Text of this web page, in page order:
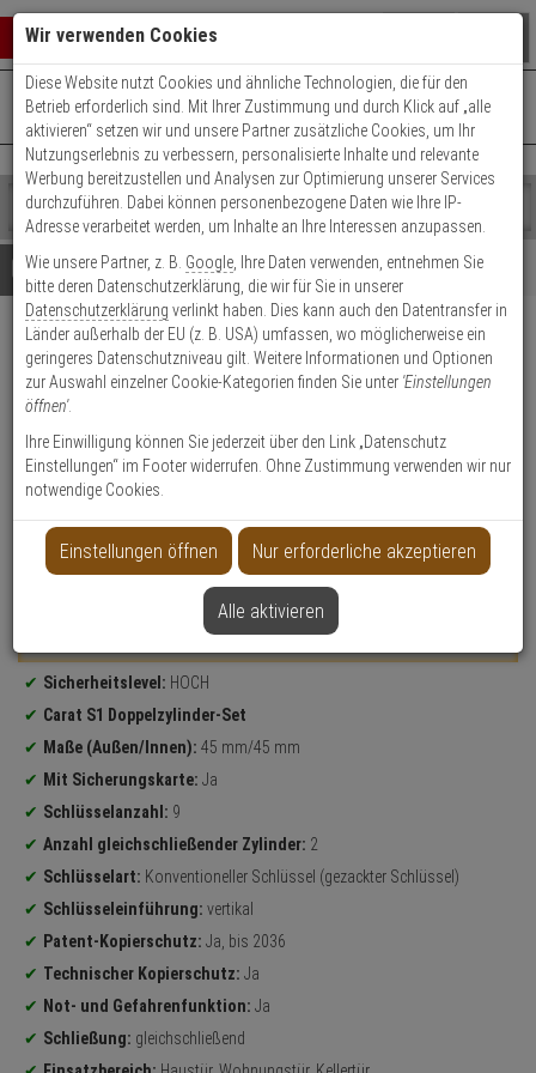
Warenkorb schließen
0 ARTIKEL IM WARENKORB
Ihr Warenkorb ist momentan leer.
Ergebnisse ()
Fertig
Shop
durchsuchen
Bitte
geben
Sie
mindestens
Zeichen
ein,
um
Suche
Es
wurde
noch
Kategorien
Suche
gestartet
+49 (0)821 899 493-0Mo. - Do.: 8:00 - 16:30 | Fr.: 8:00 - 14:00 Uhr
Kontaktservice nutzen
Details Beratung
2er WILKA Carat S1
Doppelzylinder 45/45 9 Schl.
Produktmerkmale
Datenblatt drucken
Weitere Varianten...
Produktinformationen
Sicherheitslevel: HOCH
Carat S1 Doppelzylinder-Set
Maße (Außen/Innen): 45 mm/45 mm
Mit Sicherungskarte: Ja
Schlüsselanzahl: 9
Anzahl gleichschließender Zylinder: 2
Schlüsselart: Konventioneller Schlüssel (gezackter Schlüssel)
Schlüsseleinführung: vertikal
Patent-Kopierschutz: Ja, bis 2036
Technischer Kopierschutz: Ja
Not- und Gefahrenfunktion: Ja
Schließung: gleichschließend
Wir verwenden Cookies
Diese Website nutzt Cookies und ähnliche Technologien, die für den
Betrieb erforderlich sind. Mit Ihrer Zustimmung und durch Klick auf „alle
aktivieren“ setzen wir und unsere Partner zusätzliche Cookies, um Ihr
Nutzungserlebnis zu verbessern, personalisierte Inhalte und relevante
Werbung bereitzustellen und Analysen zur Optimierung unserer Services
durchzuführen. Dabei können personenbezogene Daten wie Ihre IP-
Adresse verarbeitet werden, um Inhalte an Ihre Interessen anzupassen.
Wie unsere Partner, z. B. Google , Ihre Daten verwenden, entnehmen Sie
bitte deren Datenschutzerklärung, die wir für Sie in unserer
Datenschutzerklärung verlinkt haben. Dies kann auch den Datentransfer in
Länder außerhalb der EU (z. B. USA) umfassen, wo möglicherweise ein
geringeres Datenschutzniveau gilt. Weitere Informationen und Optionen
zur Auswahl einzelner Cookie-Kategorien finden Sie unter 'Einstellungen
öffnen'.
Ihre Einwilligung können Sie jederzeit über den Link „Datenschutz
Einstellungen“ im Footer widerrufen. Ohne Zustimmung verwenden wir nur
notwendige Cookies.
Einstellungen öffnen Nur erforderliche akzeptieren
Alle aktivieren